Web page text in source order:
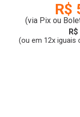
R$
(via Pix ou
(ou em 12x iguais